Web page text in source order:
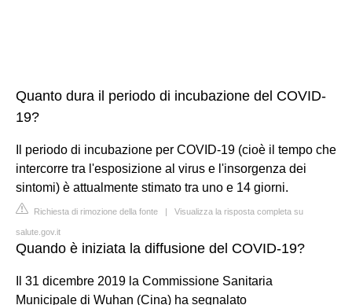
Quanto dura il periodo di incubazione del COVID-
19?
Il periodo di incubazione per COVID-19 (cioè il tempo che
intercorre tra l'esposizione al virus e l'insorgenza dei
sintomi) è attualmente stimato tra uno e 14 giorni.
Richiesta di rimozione della fonte | Visualizza la risposta completa su
salute.gov.it
Quando è iniziata la diffusione del COVID-19?
Il 31 dicembre 2019 la Commissione Sanitaria
Municipale di Wuhan (Cina) ha segnalato